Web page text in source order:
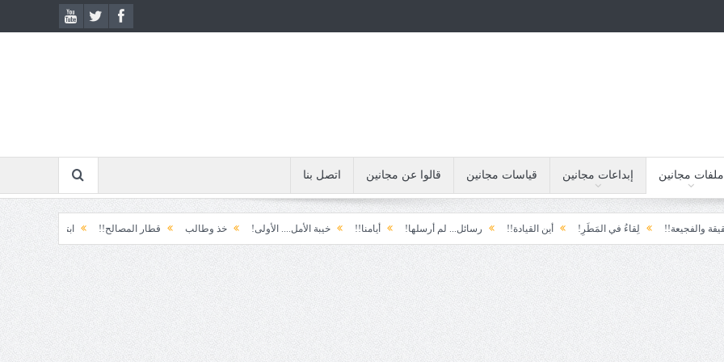
ملفات مجانين إبداعات مجانين قياسات مجانين قالوا عن مجانين اتصل بنا
لِقاءُ في المَطَرِ! أين القيادة!! رسائل... لم أرسلها! أيامنا!! خيبة الأمل.... الأولى! خذ وطالب قطار المصالح!! ابتسامة الطوارئ!